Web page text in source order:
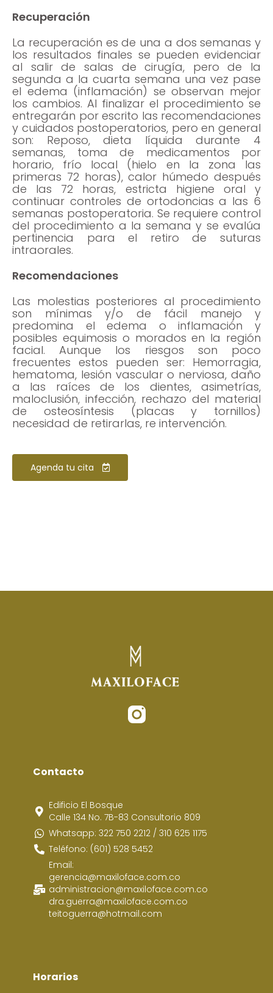
Recuperación
La recuperación es de una a dos semanas y
los resultados finales se pueden evidenciar
al salir de salas de cirugía, pero de la
segunda a la cuarta semana una vez pase
el edema (inflamación) se observan mejor
los cambios. Al finalizar el procedimiento se
entregarán por escrito las recomendaciones
y cuidados postoperatorios, pero en general
son: Reposo, dieta líquida durante 4
semanas, toma de medicamentos por
horario, frío local (hielo en la zona las
primeras 72 horas), calor húmedo después
de las 72 horas, estricta higiene oral y
continuar controles de ortodoncias a las 6
semanas postoperatoria. Se requiere control
del procedimiento a la semana y se evalúa
pertinencia para el retiro de suturas
intraorales.
Recomendaciones
Las molestias posteriores al procedimiento
son mínimas y/o de fácil manejo y
predomina el edema o inflamación y
posibles equimosis o morados en la región
facial. Aunque los riesgos son poco
frecuentes estos pueden ser: Hemorragia,
hematoma, lesión vascular o nerviosa, daño
a las raíces de los dientes, asimetrías,
maloclusión, infección, rechazo del material
de osteosíntesis (placas y tornillos)
necesidad de retirarlas, re intervención.
Agenda tu cita
Contacto
Edificio El Bosque
Calle 134 No. 7B-83 Consultorio 809
Whatsapp: 322 750 2212 / 310 625 1175
Teléfono: (601) 528 5452
Email:
gerencia@maxiloface.com.co
administracion@maxiloface.com.co
dra.guerra@maxiloface.com.co
teitoguerra@hotmail.com
Horarios